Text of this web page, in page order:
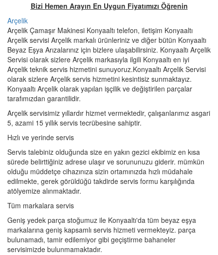
Bizi Hemen Arayın En Uygun Fiyatımızı Öğrenin
Arçelik
Arçelik Çamaşır Makinesi Konyaaltı telefon, iletişim Konyaaltı
Arçelik servisi Arçelik markalı ürünleriniz ve diğer bütün Konyaaltı
Beyaz Eşya Arızalarınız için bizlere ulaşabilirsiniz. Konyaaltı Arçelik
Servisi olarak sizlere Arçelik markasıyla ilgili Konyaaltı en iyi
Arçelik teknik servis hizmetini sunuyoruz.Konyaaltı Arçelik Servisi
olarak sizlere Arçelik servis hizmetini kesintisiz sunmaktayız.
Konyaaltı Arçelik olarak yapılan işçilik ve değiştirilen parçalar
tarafımızdan garantilidir.
Arçelik servisimiz yıllardır hizmet vermektedir, çalışanlarımız asgari
5, azami 15 yıllık servis tecrübesine sahiptir.
Hızlı ve yerinde servis
Servis talebiniz olduğunda size en yakın gezici ekibimiz en kısa
sürede belirttiğiniz adrese ulaşır ve sorununuzu giderir. mümkün
olduğu müddetçe cihazınıza sizin ortamınızda hızlı müdahale
edilmekte, gerek görüldüğü takdirde servis formu karşılığında
atölyemize alınmaktadır.
Tüm markalara servis
Geniş yedek parça stoğumuz ile Konyaaltı'da tüm beyaz eşya
markalarına geniş kapsamlı servis hizmeti vermekteyiz. parça
bulunamadı, tamir edilemiyor gibi geçiştirme bahaneler
servisimizde bulunmamaktadır.